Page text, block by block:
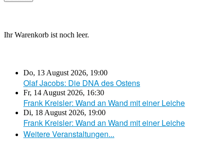
Ihr Warenkorb ist noch leer.
Do, 13 August 2026, 19:00
Olaf Jacobs: Die DNA des Ostens
Fr, 14 August 2026, 16:30
Frank Kreisler: Wand an Wand mit einer Leiche
Di, 18 August 2026, 19:00
Frank Kreisler: Wand an Wand mit einer Leiche
Weitere Veranstaltungen...